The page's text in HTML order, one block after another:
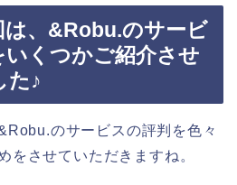
は、&Robu.のサービ
いくつかご紹介させ
た♪
のサービスの評判を色々
をさせていただきますね。